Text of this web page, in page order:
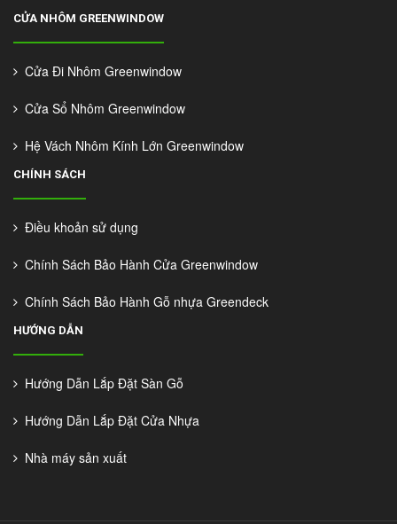
CỬA NHÔM GREENWINDOW
Cửa Đi Nhôm Greenwindow
Cửa Sổ Nhôm Greenwindow
Hệ Vách Nhôm Kính Lớn Greenwindow
CHÍNH SÁCH
Điều khoản sử dụng
Chính Sách Bảo Hành Cửa Greenwindow
Chính Sách Bảo Hành Gỗ nhựa Greendeck
HƯỚNG DẪN
Hướng Dẫn Lắp Đặt Sàn Gỗ
Hướng Dẫn Lắp Đặt Cửa Nhựa
Nhà máy sản xuất